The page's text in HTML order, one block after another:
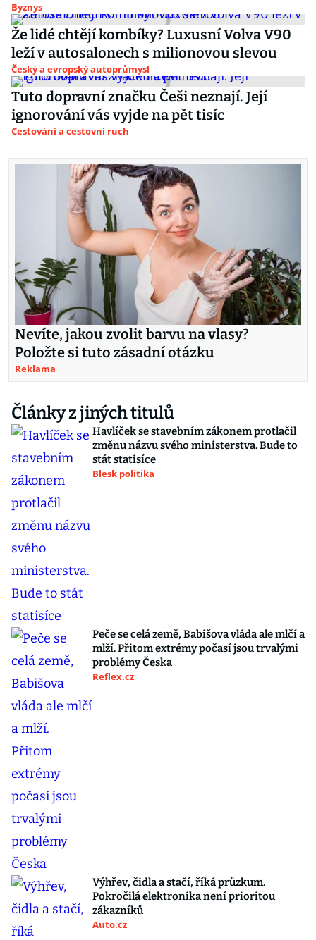
Byznys
Že lidé chtějí kombíky? Luxusní Volva V90
leží v autosalonech s milionovou slevou
Český a evropský autoprůmysl
Tuto dopravní značku Češi neznají. Její
ignorování vás vyjde na pět tisíc
Cestování a cestovní ruch
Nevíte, jakou zvolit barvu na vlasy?
Položte si tuto zásadní otázku
Reklama
Články z jiných titulů
Havlíček se stavebním zákonem protlačil
změnu názvu svého ministerstva. Bude to
stát statisíce
Blesk politika
Peče se celá země, Babišova vláda ale mlčí a
mlží. Přitom extrémy počasí jsou trvalými
problémy Česka
Reflex.cz
Výhřev, čidla a stačí, říká průzkum.
Pokročilá elektronika není prioritou
zákazníků
Auto.cz